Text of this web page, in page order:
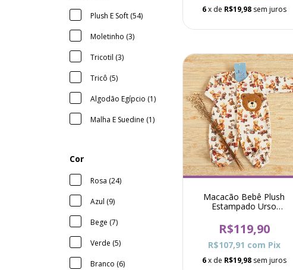
Plush E Soft (54)
Moletinho (3)
Tricotil (3)
Tricô (5)
Algodão Egípcio (1)
Malha E Suedine (1)
Cor
Rosa (24)
Azul (9)
Bege (7)
Verde (5)
Branco (6)
6x de R$19,98 sem juros
Macacão Bebê Plush
Estampado Urso
R$119,90
R$107,91 com Pix
6x de R$19,98 sem juros